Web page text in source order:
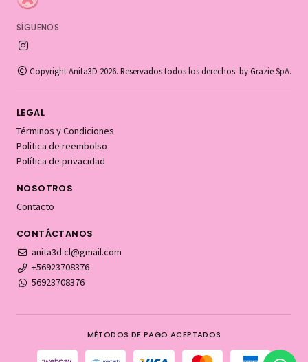
SÍGUENOS
Copyright Anita3D 2026. Reservados todos los derechos. by Grazie SpA.
LEGAL
Términos y Condiciones
Politica de reembolso
Política de privacidad
NOSOTROS
Contacto
CONTÁCTANOS
anita3d.cl@gmail.com
+56923708376
56923708376
MÉTODOS DE PAGO ACEPTADOS